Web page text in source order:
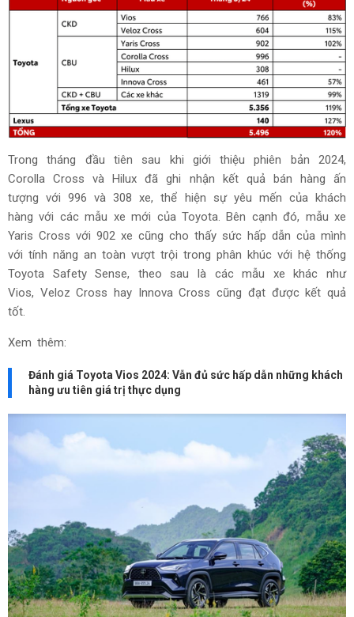
Trong tháng đầu tiên sau khi giới thiệu phiên bản 2024,
Corolla Cross và Hilux đã ghi nhận kết quả bán hàng ấn
tượng với 996 và 308 xe, thể hiện sự yêu mến của khách
hàng với các mẫu xe mới của Toyota. Bên cạnh đó, mẫu xe
Yaris Cross với 902 xe cũng cho thấy sức hấp dẫn của mình
với tính năng an toàn vượt trội trong phân khúc với hệ thống
Toyota Safety Sense, theo sau là các mẫu xe khác như
Vios, Veloz Cross hay Innova Cross cũng đạt được kết quả
tốt.
Xem thêm:
Đánh giá Toyota Vios 2024: Vẫn đủ sức hấp dẫn những khách
hàng ưu tiên giá trị thực dụng